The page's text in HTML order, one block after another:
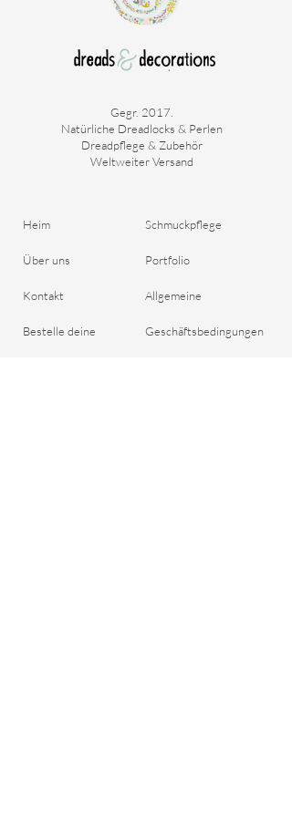
Gegr. 2017.
Natürliche Dreadlocks & Perlen
Dreadpflege & Zubehör
Weltweiter Versand
Heim
Über uns
Kontakt
Bestelle deine
Schmuckpflege
Portfolio
Allgemeine
Geschäftsbedingungen